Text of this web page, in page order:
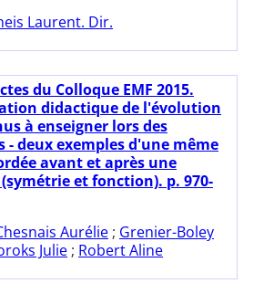
Laurent. Dir.
du Colloque EMF 2015.
didactique de l'évolution
à enseigner lors des
deux exemples d'une même
avant et après une
et fonction). p. 970-
Aurélie ; Grenier-Boley
Julie ; Robert Aline